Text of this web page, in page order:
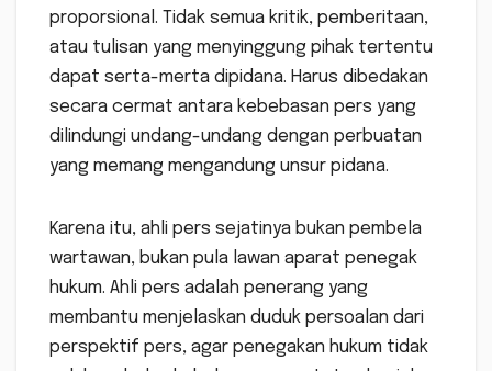
proporsional. Tidak semua kritik, pemberitaan,
atau tulisan yang menyinggung pihak tertentu
dapat serta-merta dipidana. Harus dibedakan
secara cermat antara kebebasan pers yang
dilindungi undang-undang dengan perbuatan
yang memang mengandung unsur pidana.
Karena itu, ahli pers sejatinya bukan pembela
wartawan, bukan pula lawan aparat penegak
hukum. Ahli pers adalah penerang yang
membantu menjelaskan duduk persoalan dari
perspektif pers, agar penegakan hukum tidak